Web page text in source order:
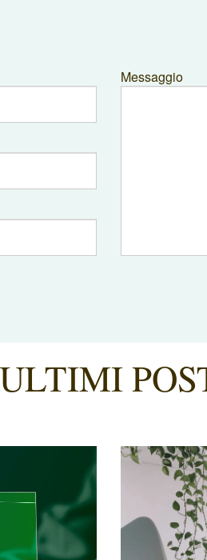
Messaggio
ULTIMI